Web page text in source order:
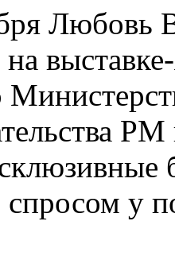
Любовь
на
спросом у